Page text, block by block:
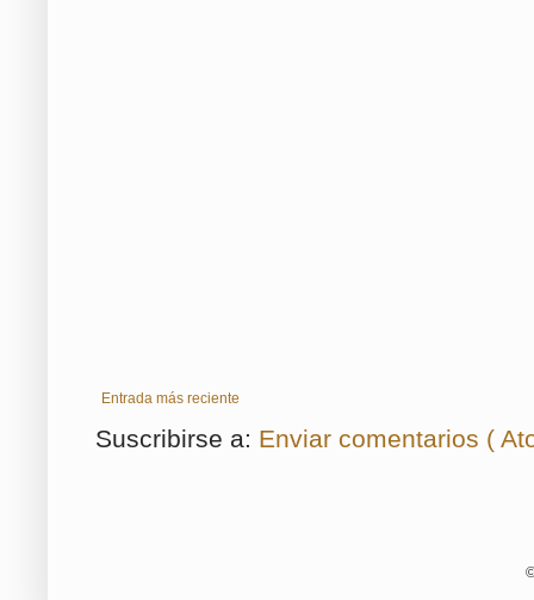
Entrada más reciente
Suscribirse a: Enviar comentarios (